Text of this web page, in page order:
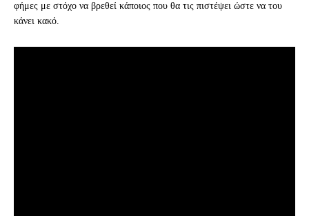
φήμες με στόχο να βρεθεί κάποιος που θα τις πιστέψει ώστε να του
κάνει κακό.